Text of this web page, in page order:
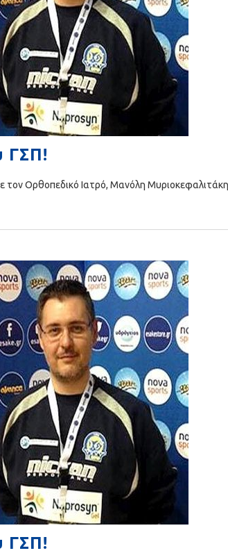
ΓΣΠ!
τον Ορθοπεδικό Ιατρό, Μανόλη
ΓΣΠ!